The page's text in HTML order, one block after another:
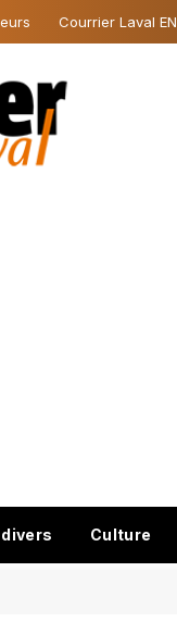
Courrier Laval EN
Culture